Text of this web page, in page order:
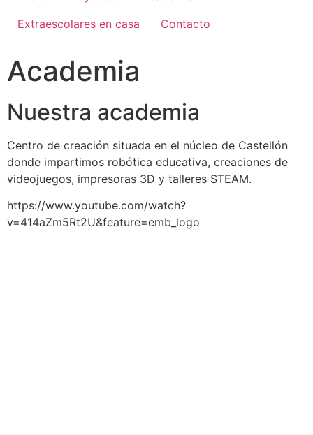
Extraescolares en casa
Contacto
Academia
Nuestra academia
Centro de creación situada en el núcleo de Castellón
donde impartimos robótica educativa, creaciones de
videojuegos, impresoras 3D y talleres STEAM.
https://www.youtube.com/watch?
v=414aZm5Rt2U&feature=emb_logo